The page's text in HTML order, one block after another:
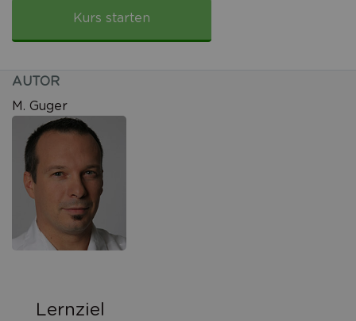
bei
Multipler
Sklerose
Kurs starten
AUTOR
M. Guger
Lernziel